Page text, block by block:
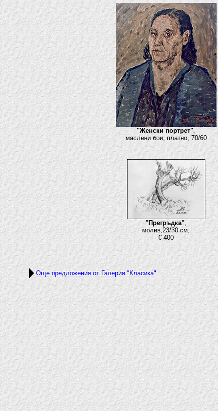
"Женски портрет",
маслени бои, платно, 70/60
"Прегръдка",
молив,23/30 см,
€ 400
Още предложения от Галерия "Класика"